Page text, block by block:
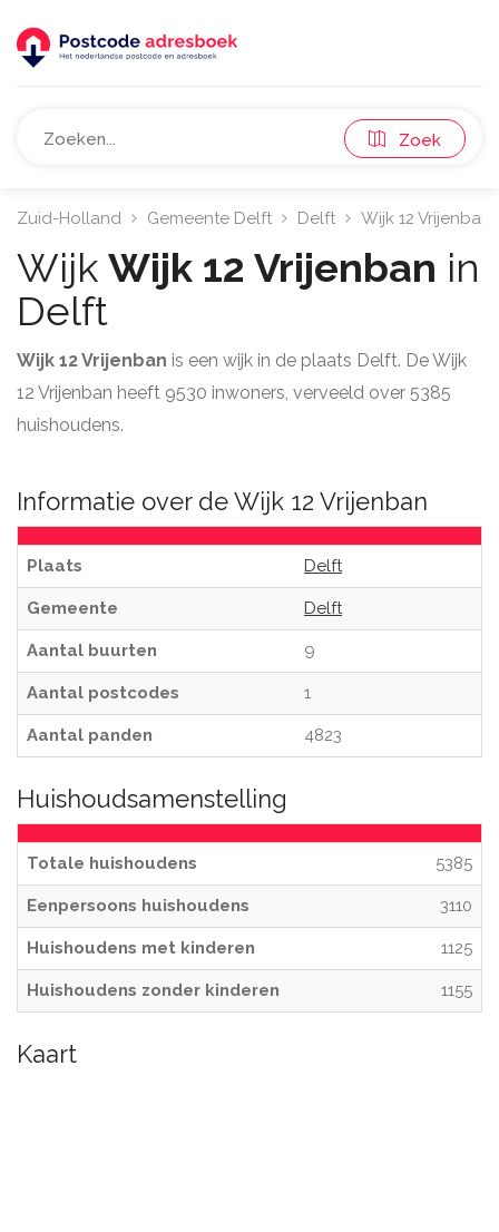
Zoek
Zuid-Holland Gemeente Delft Delft Wijk 12 Vrijenban
Wijk Wijk 12 Vrijenban in
Delft
Wijk 12 Vrijenban is een wijk in de plaats Delft. De Wijk
12 Vrijenban heeft 9530 inwoners, verveeld over 5385
huishoudens.
Informatie over de Wijk 12 Vrijenban
Plaats Delft
Gemeente Delft
Aantal buurten 9
Aantal postcodes 1
Aantal panden 4823
Huishoudsamenstelling
Totale huishoudens 5385
Eenpersoons huishoudens 3110
Huishoudens met kinderen 1125
Huishoudens zonder kinderen 1155
Kaart